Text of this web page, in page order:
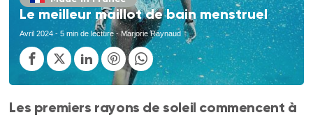
Le meilleur maillot de bain menstruel
Avril 2024 - 5 min de lecture - Marjorie Raynaud
Les premiers rayons de soleil commencent à